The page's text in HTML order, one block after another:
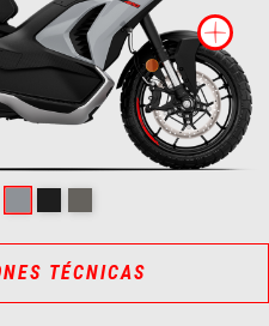
información
TÉCNICAS